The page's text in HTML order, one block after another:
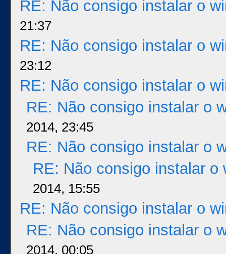
RE: Não consigo instalar o
21:37
RE: Não consigo instalar o
23:12
RE: Não consigo instalar o
RE: Não consigo instalar o
2014, 23:45
RE: Não consigo instalar o
RE: Não consigo instalar o
2014, 15:55
RE: Não consigo instalar o
RE: Não consigo instalar o
2014, 00:05